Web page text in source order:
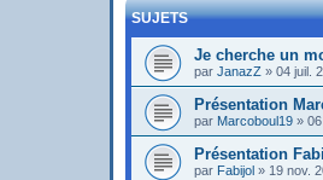
SUJETS
Je cherche un
par JanazZ » 04 juil.
Présentation
par Marcoboul19 »
Présentation
par Fabijol » 19 nov.